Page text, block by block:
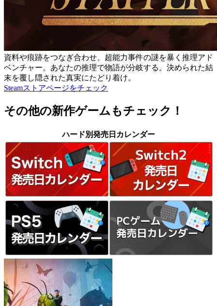
資料や痕跡をつなぎ合わせ、超能力事件の謎を暴く推理アド
ベンチャー。あなたの推理で物語が分岐する。決められた結
末を覆し隠された真実にたどり着け。
Steamストアページをチェック
その他の新作ゲームもチェック！
ハード別発売日カレンダー